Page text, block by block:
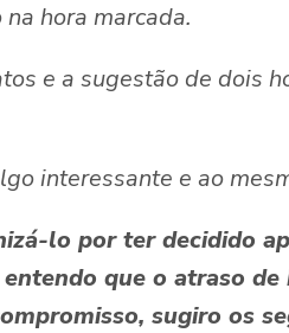
hora marcada.
e a sugestão de dois
interessante e ao
lo por ter decidido
que o atraso
sugiro os